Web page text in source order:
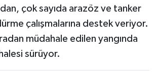
çok sayıda arazöz ve tanker
çalışmalarına destek veriyor.
müdahale edilen yangında
sürüyor.